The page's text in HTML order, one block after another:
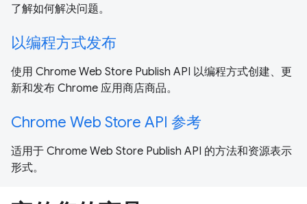
了解如何解决问题。
以编程方式发布
使用 Chrome Web Store Publish API 以编程方式创建、更
新和发布 Chrome 应用商店商品。
Chrome Web Store API 参考
适用于 Chrome Web Store Publish API 的方法和资源表示
形式。